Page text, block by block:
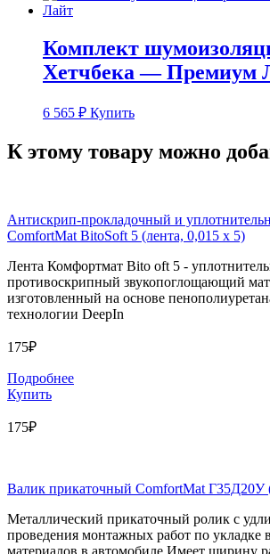
Комплект
Хетчбека — Премиум
6 565 ₽ Купить
К этому товару можно
Антискрип-прокладочный и
ComfortMat BitoSoft 5 (лента, 0,015 х 5)
Лента Комфортмат Bito oft 5 -
противоскрипный звукопоглощающий
изготовленный на основе
технологии DeepIn
175₽
Подробнее
Купить
175₽
Валик прикаточный ComfortMat Г35Д20У
Металлический прикаточный ролик с
проведения монтажных работ по укладке
материалов в автомобиле Имеет ширину